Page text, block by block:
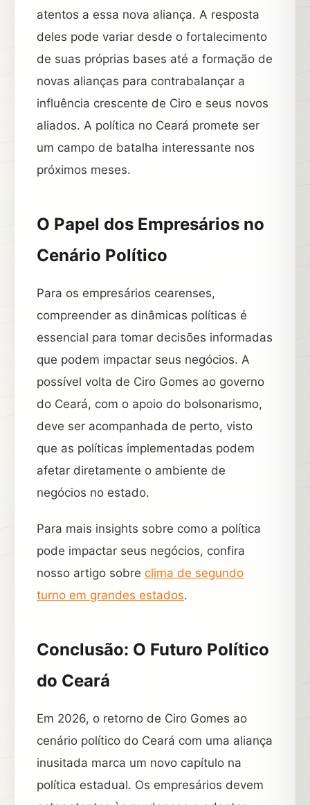
atentos a essa nova aliança. A resposta
deles pode variar desde o fortalecimento
de suas próprias bases até a formação de
novas alianças para contrabalançar a
influência crescente de Ciro e seus novos
aliados. A política no Ceará promete ser
um campo de batalha interessante nos
próximos meses.
O Papel dos Empresários no
Cenário Político
Para os empresários cearenses,
compreender as dinâmicas políticas é
essencial para tomar decisões informadas
que podem impactar seus negócios. A
possível volta de Ciro Gomes ao governo
do Ceará, com o apoio do bolsonarismo,
deve ser acompanhada de perto, visto
que as políticas implementadas podem
afetar diretamente o ambiente de
negócios no estado.
Para mais insights sobre como a política
pode impactar seus negócios, confira
nosso artigo sobre clima de segundo
turno em grandes estados.
Conclusão: O Futuro Político
do Ceará
Em 2026, o retorno de Ciro Gomes ao
cenário político do Ceará com uma aliança
inusitada marca um novo capítulo na
política estadual. Os empresários devem